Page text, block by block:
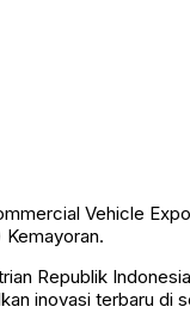
Vehicle
Kemayoran.
Republik
inovasi terbaru di